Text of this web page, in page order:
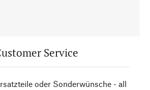
Service
oder Sonderwünsche - all